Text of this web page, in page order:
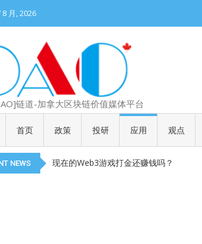
月, 2026
链道-加拿大区块链价值媒体平台
首页 政策 投研 应用 观点
NEWS
DePIN 为 Web3 带来现实世界的商业机会
Meme 币 vs 精英币：一场加密世界的文
代币就是产品
以太币现货 ETF 获得 SEC 正式批准
现在的Web3游戏打金还赚钱吗？